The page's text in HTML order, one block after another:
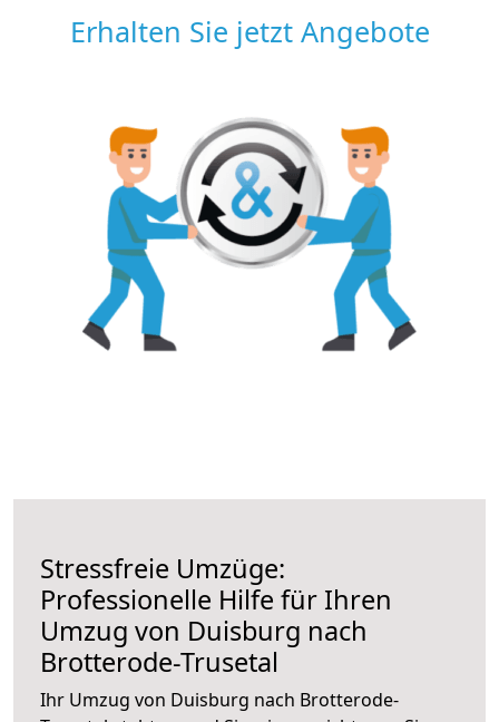
Erhalten Sie jetzt Angebote
Stressfreie Umzüge:
Professionelle Hilfe für Ihren
Umzug von Duisburg nach
Brotterode-Trusetal
Ihr Umzug von Duisburg nach Brotterode-